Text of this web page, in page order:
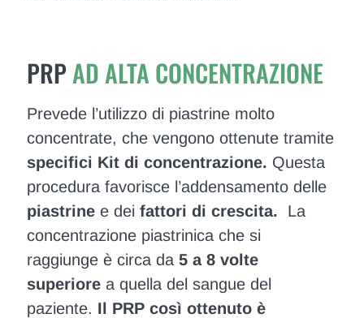
PRPAD ALTA CONCENTRAZIONE
Prevede l’utilizzo di piastrine molto
concentrate, che vengono ottenute tramite
specifici Kit di concentrazione. Questa
procedura favorisce l’addensamento delle
piastrine e deifattori di crescita.
La
concentrazione piastrinica che si
raggiunge è circa da5 a 8 volte
superiore a quella del sangue del
paziente. Il PRP così ottenuto è